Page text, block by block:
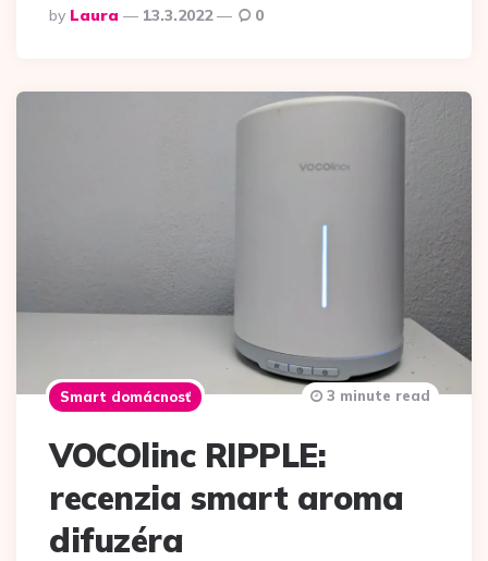
Posted
by
by Laura 13.3.2022 0
Smart domácnosť
VOCOlinc RIPPLE:
recenzia smart aroma
difuzéra
3 minute read